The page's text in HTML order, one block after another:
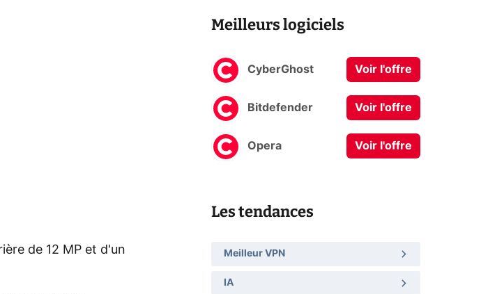
de 12 MP et d'un
Meilleurs logiciels
CyberGhost Voir l'offre
Bitdefender Voir l'offre
Opera Voir l'offre
Les tendances
Meilleur VPN
IA